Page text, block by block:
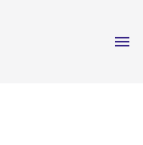
menu